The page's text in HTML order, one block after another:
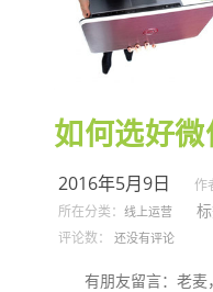
2016年5月9日 作
所在分类： 线上运营
评论数： 还没有评论
有朋友留言：老